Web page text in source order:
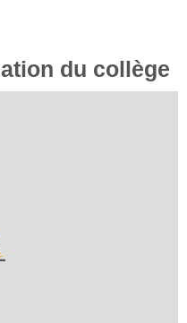
du collège